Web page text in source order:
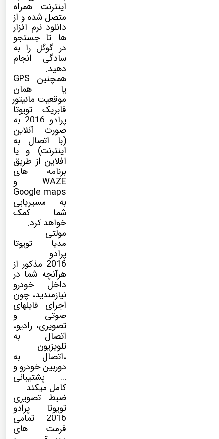
اینترنت همراه
متصل شده و از
دانلود نرم افزار
ها تا جستجو
در گوگل را به
سادگی انجام
دهید.
همچنین GPS
یا همان
موقعیت مانیتور
فابریک تویوتا
پرادو 2016 به
صورت آنلاین
(با اتصال به
اینترنت) و یا
افلاین از طریق
برنامه های
WAZE و
Google maps
به مسیریابی
شما کمک
خواهد کرد.
مولتی
مدیا تویوتا
پرادو
2016 مذکور از
هرآنچه شما در
داخل خودرو
نیازمندید، چون
اجرای فایلهای
صوتی و
تصویری، رادیو،
اتصال به
تلویزیون
،اتصال به
دوربین خودرو و
… پشتیبانی
کامل میکند.
ضبط تصویری
تویوتا پرادو
2016 تمامی
فرمت های